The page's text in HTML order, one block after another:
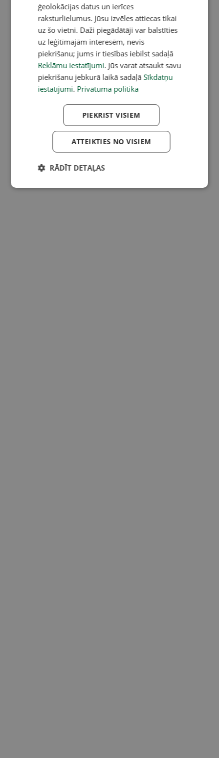
ģeolokācijas datus un ierīces
raksturlielumus. Jūsu izvēles attiecas tikai
uz šo vietni. Daži piegādātāji var balstīties
uz leģitīmajām interesēm, nevis
piekrišanu; jums ir tiesības iebilst sadaļā
Reklāmu iestatījumi. Jūs varat atsaukt savu
piekrišanu jebkurā laikā sadaļā Sīkdatņu
iestatījumi. Privātuma politika
PIEKRIST VISIEM
ATTEIKTIES NO VISIEM
RĀDĪT DETAĻAS